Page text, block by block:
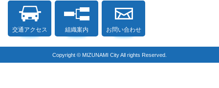
交通アクセス 組織案内 お問い合わせ
Copyright © MIZUNAMI City All rights Reserved.